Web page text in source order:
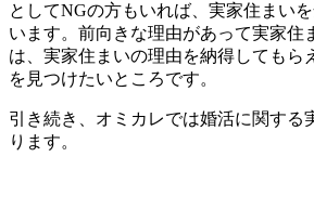
としてNGの方もいれば、実家住まい
います。前向きな理由があって実家住
は、実家住まいの理由を納得してもら
を見つけたいところです。
引き続き、オミカレでは婚活に関する
ります。